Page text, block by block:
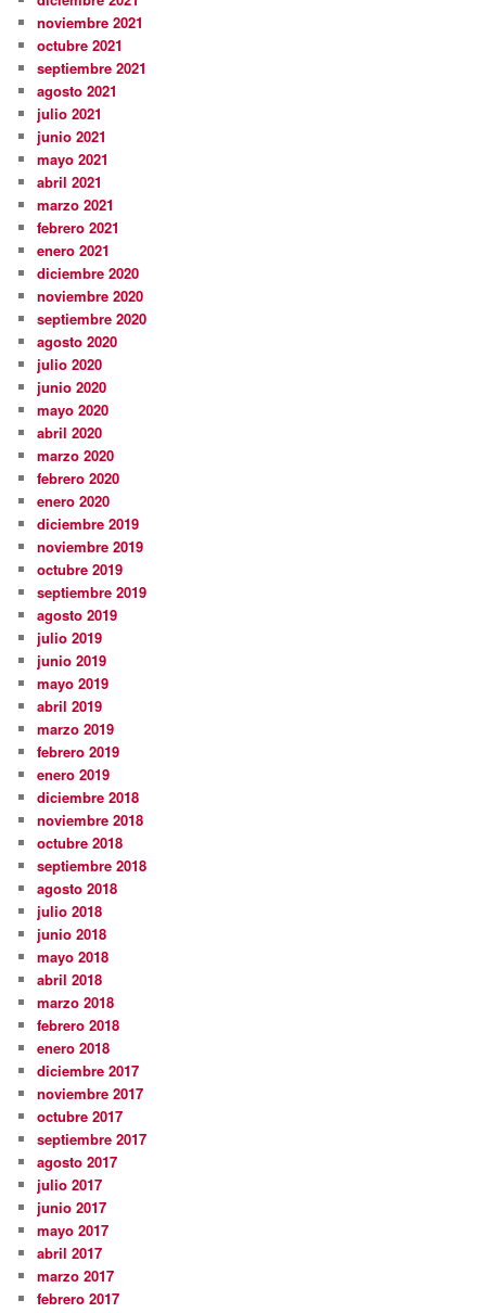
noviembre 2021
octubre 2021
septiembre 2021
agosto 2021
julio 2021
junio 2021
mayo 2021
abril 2021
marzo 2021
febrero 2021
enero 2021
diciembre 2020
noviembre 2020
septiembre 2020
agosto 2020
julio 2020
junio 2020
mayo 2020
abril 2020
marzo 2020
febrero 2020
enero 2020
diciembre 2019
noviembre 2019
octubre 2019
septiembre 2019
agosto 2019
julio 2019
junio 2019
mayo 2019
abril 2019
marzo 2019
febrero 2019
enero 2019
diciembre 2018
noviembre 2018
octubre 2018
septiembre 2018
agosto 2018
julio 2018
junio 2018
mayo 2018
abril 2018
marzo 2018
febrero 2018
enero 2018
diciembre 2017
noviembre 2017
octubre 2017
septiembre 2017
agosto 2017
julio 2017
junio 2017
mayo 2017
abril 2017
marzo 2017
febrero 2017